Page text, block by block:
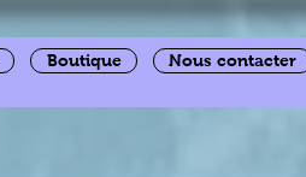
Boutique Nous contacter